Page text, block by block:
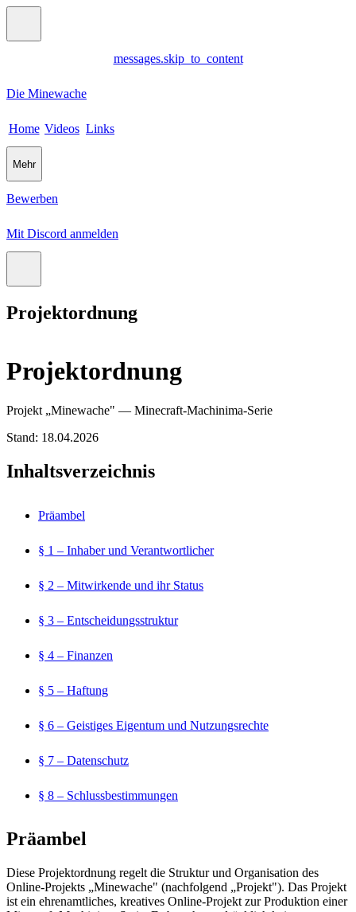
messages.skip_to_content
Die Minewache
Home Videos Links
Mehr
Bewerben
Mit Discord anmelden
Projektordnung
Projektordnung
Projekt „Minewache" — Minecraft-Machinima-Serie
Stand: 18.04.2026
Inhaltsverzeichnis
Präambel
§ 1 – Inhaber und Verantwortlicher
§ 2 – Mitwirkende und ihr Status
§ 3 – Entscheidungsstruktur
§ 4 – Finanzen
§ 5 – Haftung
§ 6 – Geistiges Eigentum und Nutzungsrechte
§ 7 – Datenschutz
§ 8 – Schlussbestimmungen
Präambel
Diese Projektordnung regelt die Struktur und Organisation des
Online-Projekts „Minewache" (nachfolgend „Projekt"). Das Projekt
ist ein ehrenamtliches, kreatives Online-Projekt zur Produktion einer